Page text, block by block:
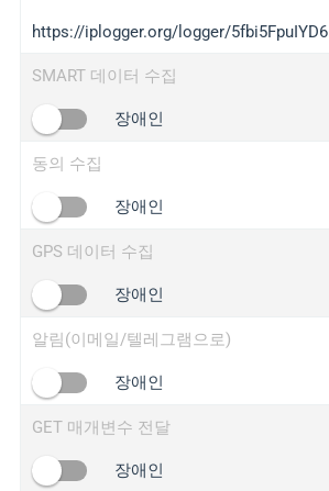
iplogger.com
maper.info
2no.co
yip.su
iplogger.info
iplogger.cn
https://iplogger.org/logger/5fbi5FpuIYD6
SMART 데이터 수집
장애인
동의 수집
장애인
GPS 데이터 수집
장애인
알림(이메일/텔레그램으로)
장애인
GET 매개변수 전달
장애인